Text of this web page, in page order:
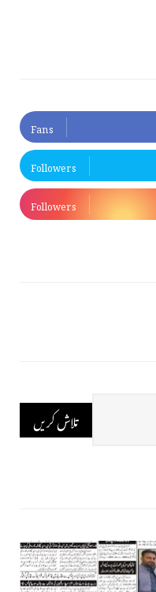
Fans
Followers
Followers